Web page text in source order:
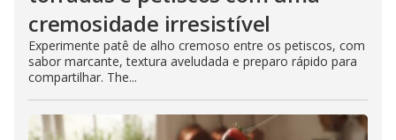
cremosidade irresistível
Experimente patê de alho cremoso entre os petiscos, com
sabor marcante, textura aveludada e preparo rápido para
compartilhar. The...